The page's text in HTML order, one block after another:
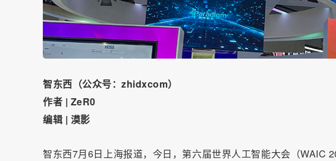
智东西（公众号：zhidxcom）
作者 | ZeR0
编辑 | 漠影
智东西7月6日上海报道，今日，第六届世界人工智能大会（WAIC